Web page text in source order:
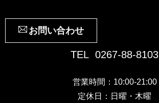
お問い合わせ
TEL 0267-88-8103
営業時間：10:00-21:00
定休日：日曜・木曜